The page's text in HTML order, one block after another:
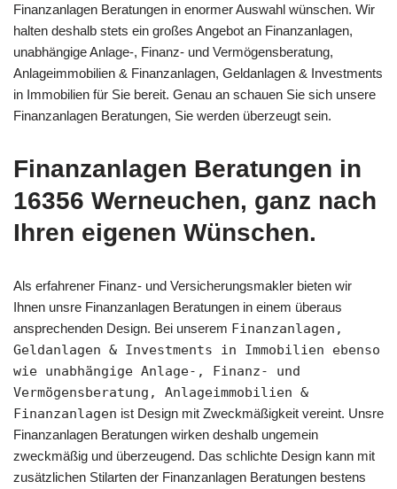
Finanzanlagen Beratungen in enormer Auswahl wünschen. Wir
halten deshalb stets ein großes Angebot an Finanzanlagen,
unabhängige Anlage-, Finanz- und Vermögensberatung,
Anlageimmobilien & Finanzanlagen, Geldanlagen & Investments
in Immobilien für Sie bereit. Genau an schauen Sie sich unsere
Finanzanlagen Beratungen, Sie werden überzeugt sein.
Finanzanlagen Beratungen in
16356 Werneuchen, ganz nach
Ihren eigenen Wünschen.
Als erfahrener Finanz- und Versicherungsmakler bieten wir
Ihnen unsre Finanzanlagen Beratungen in einem überaus
ansprechenden Design. Bei unserem Finanzanlagen,
Geldanlagen & Investments in Immobilien ebenso
wie unabhängige Anlage-, Finanz- und
Vermögensberatung, Anlageimmobilien &
Finanzanlagen ist Design mit Zweckmäßigkeit vereint. Unsre
Finanzanlagen Beratungen wirken deshalb ungemein
zweckmäßig und überzeugend. Das schlichte Design kann mit
zusätzlichen Stilarten der Finanzanlagen Beratungen bestens